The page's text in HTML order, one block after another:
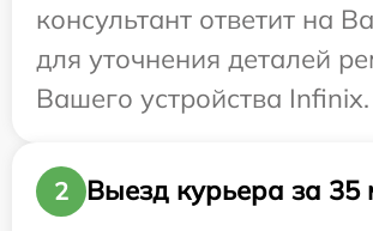
консультант ответит на
для уточнения деталей
Вашего устройства Infinix.
2
Выезд курьера за 35